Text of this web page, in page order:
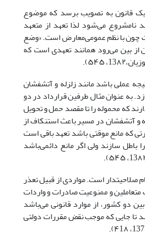
یک قانون به تصویب برسد که موضوع
نامشروع می‌شود لذا تعهد از متعهد
چون با نظم عمومی‌‌معارض است. «وضع
از بین می‌‌رود همانند تعهدی است که
۵۴۵).
عملی باشد مانند زلزله و آتشفشان
به عنوان مثال طرفین قرارداد در دو
که محموله را تا مقصد حمل و تحویل
و آتشفشان در مسیر باعث استنکاف از
که مانع موقتی باشد تعهد باقی است
باطل سازند ولی اگر مانع دائمی‌باشد
صلاحیتدار است. مواردی از قبیل تعذر
متعاملین و ممنوعیت صادرات و واردات
دو کشور، از موارد قانونی می‌باشد
«اجرای تعهد تا جایی که موجب نقض مقررات دولتی